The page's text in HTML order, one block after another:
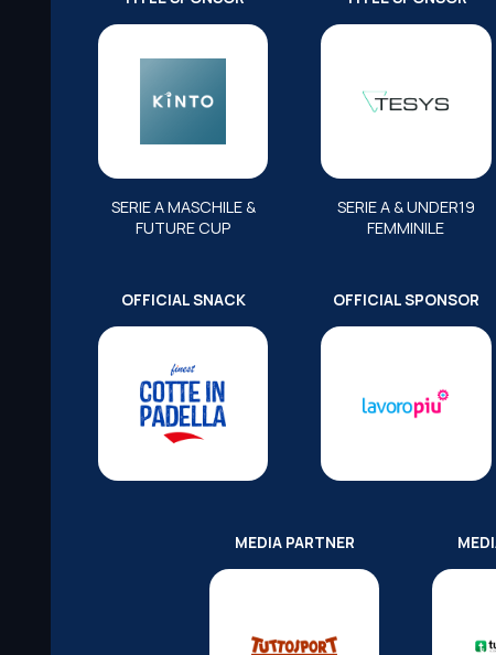
SERIE A MASCHILE &
FUTURE CUP
SERIE A & UNDER19
FEMMINILE
OFFICIAL SNACK OFFICIAL SPONSOR
MEDIA PARTNER